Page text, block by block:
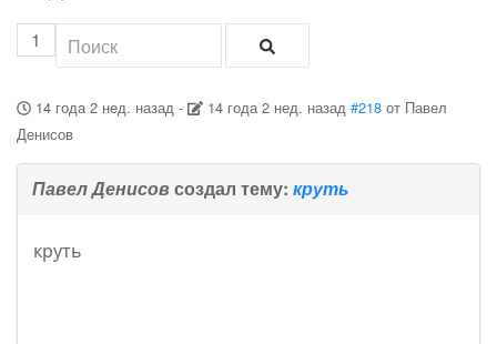
1
14 года 2 нед. назад- 14 года 2 нед. назад #218 от Павел
Денисов
Павел Денисовсоздал тему: круть
круть